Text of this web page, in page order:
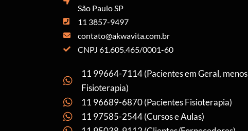
São Paulo SP
11 3857-9497
contato@akwavita.com.br
CNPJ 61.605.465/0001-60
11 99664-7114 (Pacientes em Geral, menos
Fisioterapia)
11 96689-6870 (Pacientes Fisioterapia)
11 97585-2544 (Cursos e Aulas)